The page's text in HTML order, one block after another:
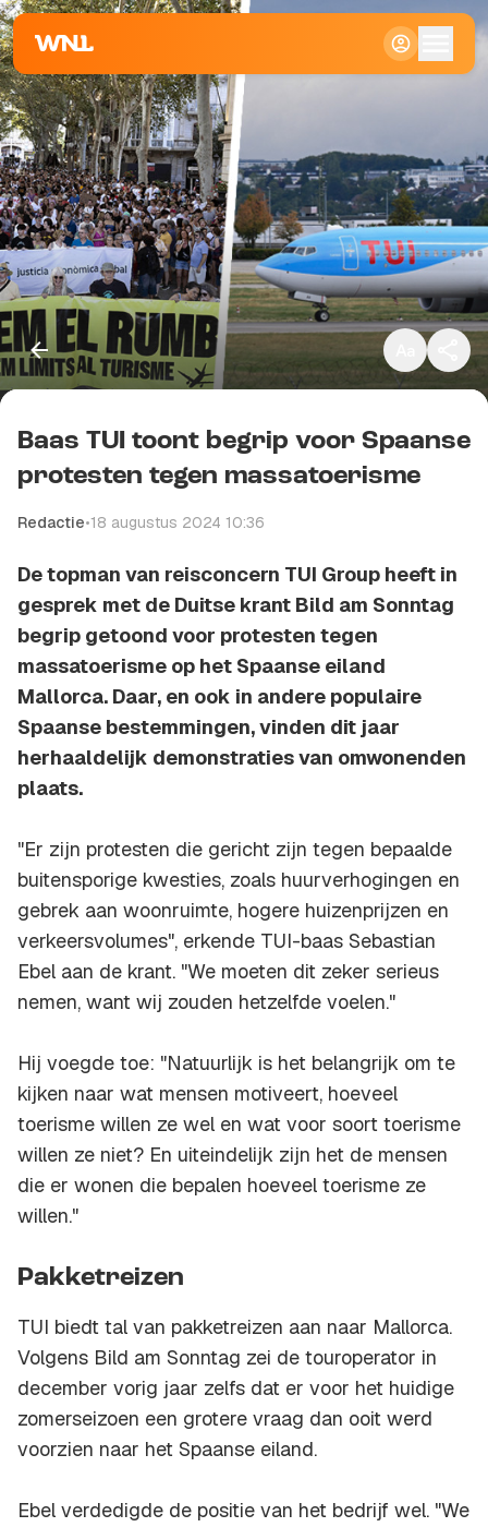
Klein
Standaard
Groot
Kopieer link
Baas TUI toont begrip voor Spaanse
protesten tegen massatoerisme
Redactie•18 augustus 2024 10:36
De topman van reisconcern TUI Group heeft in
gesprek met de Duitse krant Bild am Sonntag
begrip getoond voor protesten tegen
massatoerisme op het Spaanse eiland
Mallorca. Daar, en ook in andere populaire
Spaanse bestemmingen, vinden dit jaar
herhaaldelijk demonstraties van omwonenden
plaats.
"Er zijn protesten die gericht zijn tegen bepaalde
buitensporige kwesties, zoals huurverhogingen en
gebrek aan woonruimte, hogere huizenprijzen en
verkeersvolumes", erkende TUI-baas Sebastian
Ebel aan de krant. "We moeten dit zeker serieus
nemen, want wij zouden hetzelfde voelen."
Hij voegde toe: "Natuurlijk is het belangrijk om te
kijken naar wat mensen motiveert, hoeveel
toerisme willen ze wel en wat voor soort toerisme
willen ze niet? En uiteindelijk zijn het de mensen
die er wonen die bepalen hoeveel toerisme ze
willen."
Pakketreizen
TUI biedt tal van pakketreizen aan naar Mallorca.
Volgens Bild am Sonntag zei de touroperator in
december vorig jaar zelfs dat er voor het huidige
zomerseizoen een grotere vraag dan ooit werd
voorzien naar het Spaanse eiland.
Ebel verdedigde de positie van het bedrijf wel. "We